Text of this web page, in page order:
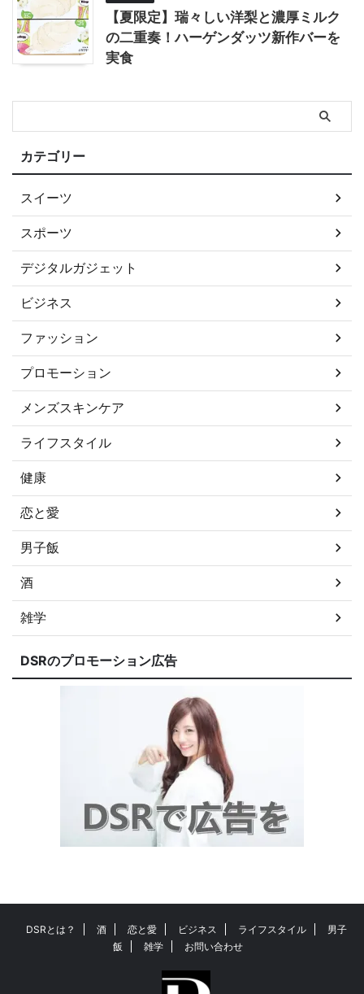
【夏限定】瑞々しい洋梨と濃厚ミルク
の二重奏！ハーゲンダッツ新作バーを
実食
カテゴリー
スイーツ
スポーツ
デジタルガジェット
ビジネス
ファッション
プロモーション
メンズスキンケア
ライフスタイル
健康
恋と愛
男子飯
酒
雑学
DSRのプロモーション広告
DSRとは？ 酒 恋と愛 ビジネス ライフスタイル
男子
飯
雑学 お問い合わせ